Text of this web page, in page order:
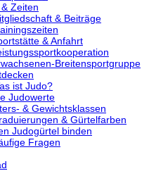
Zeiten
& Beiträge
& Anfahrt
Breitensportgruppe
ist Judo?
Judowerte
& Gewichtsklassen
& Gürtelfarben
Judogürtel binden
Fragen